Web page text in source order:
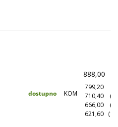
dostupno KOM
888,00
799,20
710,40
666,00
621,60